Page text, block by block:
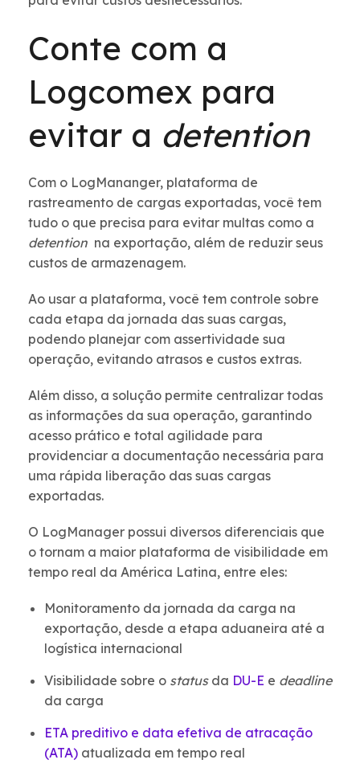
Conte com a
Logcomex para
evitar a detention
Com o LogMananger, plataforma de
rastreamento de cargas exportadas, você tem
tudo o que precisa para evitar multas como a
detention na exportação, além de reduzir seus
custos de armazenagem.
Ao usar a plataforma, você tem controle sobre
cada etapa da jornada das suas cargas,
podendo planejar com assertividade sua
operação, evitando atrasos e custos extras.
Além disso, a solução permite centralizar todas
as informações da sua operação, garantindo
acesso prático e total agilidade para
providenciar a documentação necessária para
uma rápida liberação das suas cargas
exportadas.
O LogManager possui diversos diferenciais que
o tornam a maior plataforma de visibilidade em
tempo real da América Latina, entre eles:
Monitoramento da jornada da carga na
exportação, desde a etapa aduaneira até a
logística internacional
Visibilidade sobre o status da DU-E e deadline
da carga
ETA preditivo e data efetiva de atracação
(ATA) atualizada em tempo real